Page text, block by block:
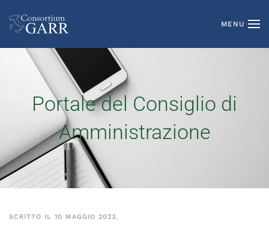
Skip to main content MENU
Portale del Consiglio di
Amministrazione
SCRITTO IL 10 MAGGIO 2023.